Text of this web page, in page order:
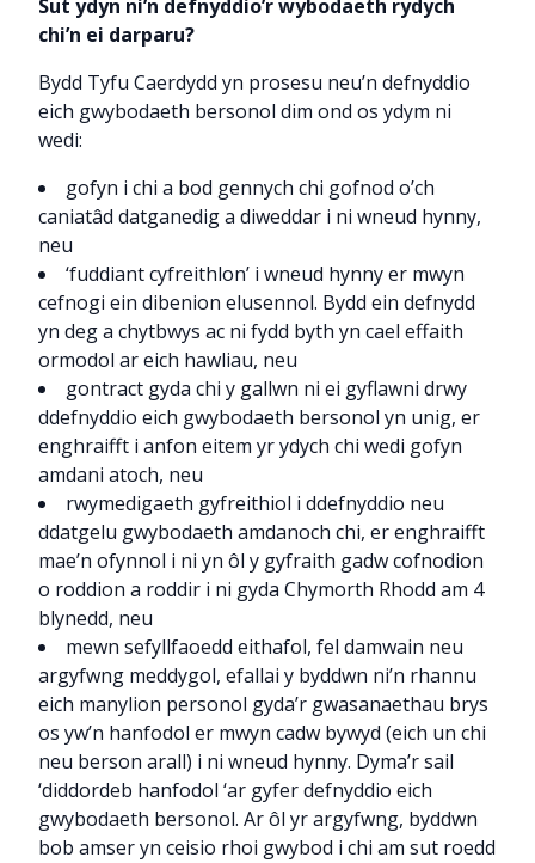
Sut ydyn ni’n defnyddio’r wybodaeth rydych
chi’n ei darparu?
Bydd Tyfu Caerdydd yn prosesu neu’n defnyddio
eich gwybodaeth bersonol dim ond os ydym ni
wedi:
gofyn i chi a bod gennych chi gofnod o’ch
caniatâd datganedig a diweddar i ni wneud hynny,
neu
‘fuddiant cyfreithlon’ i wneud hynny er mwyn
cefnogi ein dibenion elusennol. Bydd ein defnydd
yn deg a chytbwys ac ni fydd byth yn cael effaith
ormodol ar eich hawliau, neu
gontract gyda chi y gallwn ni ei gyflawni drwy
ddefnyddio eich gwybodaeth bersonol yn unig, er
enghraifft i anfon eitem yr ydych chi wedi gofyn
amdani atoch, neu
rwymedigaeth gyfreithiol i ddefnyddio neu
ddatgelu gwybodaeth amdanoch chi, er enghraifft
mae’n ofynnol i ni yn ôl y gyfraith gadw cofnodion
o roddion a roddir i ni gyda Chymorth Rhodd am 4
blynedd, neu
mewn sefyllfaoedd eithafol, fel damwain neu
argyfwng meddygol, efallai y byddwn ni’n rhannu
eich manylion personol gyda’r gwasanaethau brys
os yw’n hanfodol er mwyn cadw bywyd (eich un chi
neu berson arall) i ni wneud hynny. Dyma’r sail
‘diddordeb hanfodol ‘ar gyfer defnyddio eich
gwybodaeth bersonol. Ar ôl yr argyfwng, byddwn
bob amser yn ceisio rhoi gwybod i chi am sut roedd